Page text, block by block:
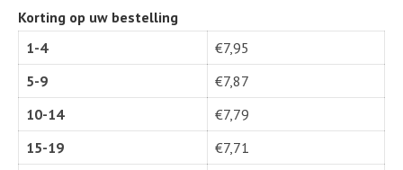
Korting op uw bestelling
1-4
€7,95
5-9
€7,87
10-14
€7,79
15-19
€7,71